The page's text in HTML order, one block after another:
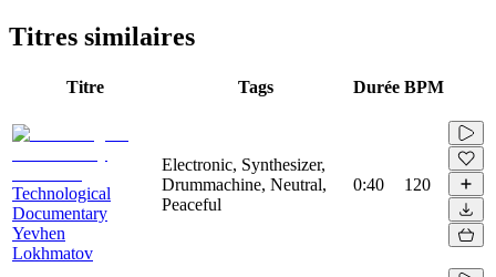
Titres similaires
Titre Tags Durée BPM
Technological
Documentary
Yevhen
Lokhmatov
Electronic, Synthesizer,
Drummachine, Neutral,
Peaceful
0:40 120